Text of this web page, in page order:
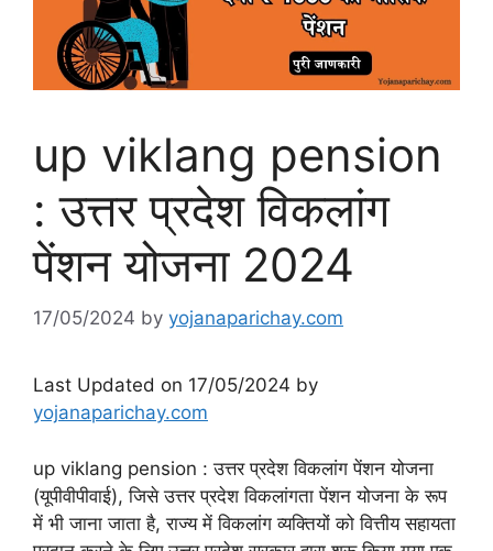
up viklang pension
: उत्तर प्रदेश विकलांग
पेंशन योजना 2024
17/05/2024 by yojanaparichay.com
Last Updated on 17/05/2024 by
yojanaparichay.com
up viklang pension : उत्तर प्रदेश विकलांग पेंशन योजना
(यूपीवीपीवाई), जिसे उत्तर प्रदेश विकलांगता पेंशन योजना के रूप
में भी जाना जाता है, राज्य में विकलांग व्यक्तियों को वित्तीय सहायता